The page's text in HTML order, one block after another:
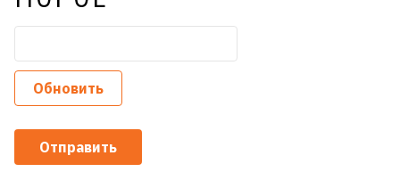
Обновить
Отправить